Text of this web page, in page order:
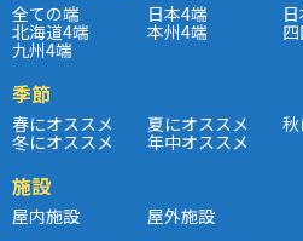
全ての端 日本4端
北海道4端 本州4端
九州4端
季節
春にオススメ 夏にオススメ
冬にオススメ 年中オススメ
施設
屋内施設 屋外施設